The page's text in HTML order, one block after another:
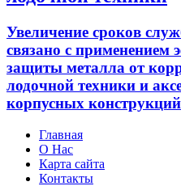
Увеличение сроков
связано с применением
защиты металла от
лодочной техники и
корпусных конструкций
Главная
О Нас
Карта сайта
Контакты